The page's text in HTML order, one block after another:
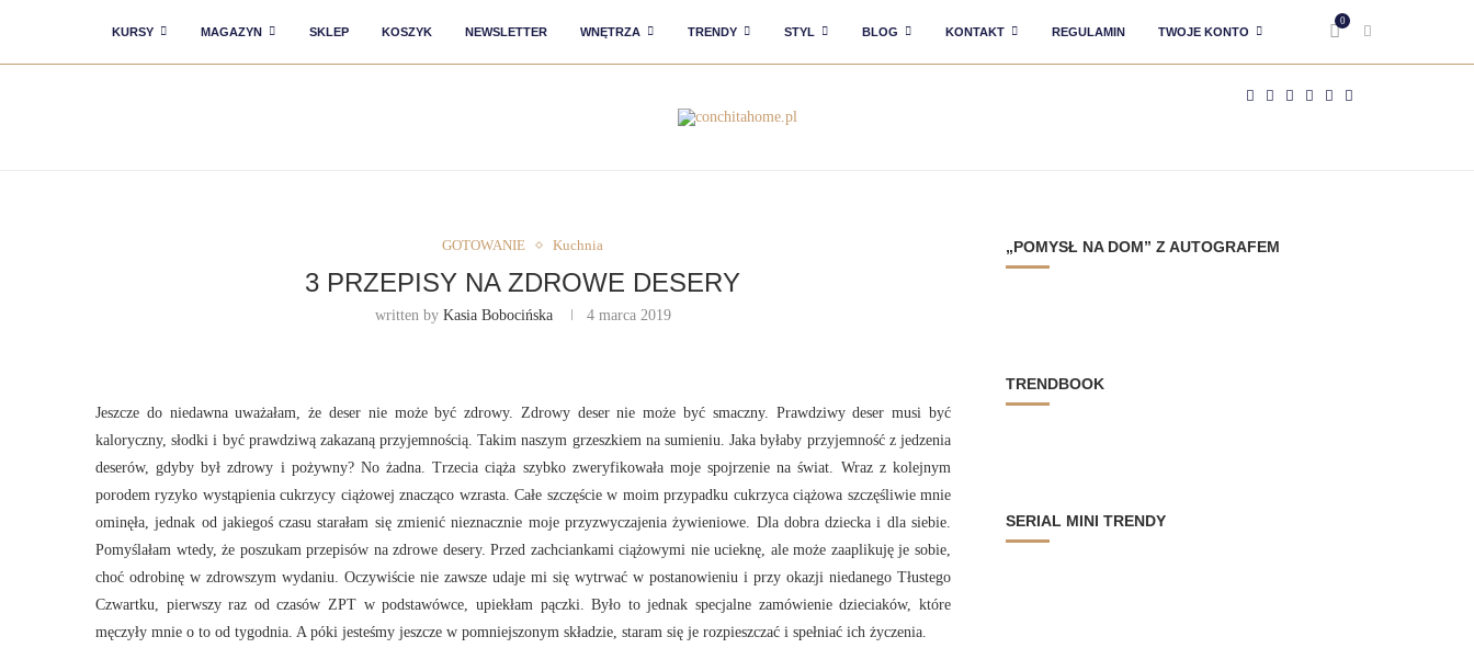
KURSY MAGAZYN SKLEP KOSZYK NEWSLETTER WNĘTRZA TRENDY STYL BLOG KONTAKT REGULAMIN TWOJE KONTO
0
GOTOWANIE Kuchnia
3 PRZEPISY NA ZDROWE DESERY
written by Kasia Bobocińska 4 marca 2019
Jeszcze do niedawna uważałam, że deser nie może być zdrowy. Zdrowy deser nie może być smaczny. Prawdziwy deser musi być
kaloryczny, słodki i być prawdziwą zakazaną przyjemnością. Takim naszym grzeszkiem na sumieniu. Jaka byłaby przyjemność z jedzenia
deserów, gdyby był zdrowy i pożywny? No żadna. Trzecia ciąża szybko zweryfikowała moje spojrzenie na świat. Wraz z kolejnym
porodem ryzyko wystąpienia cukrzycy ciążowej znacząco wzrasta. Całe szczęście w moim przypadku cukrzyca ciążowa szczęśliwie mnie
ominęła, jednak od jakiegoś czasu starałam się zmienić nieznacznie moje przyzwyczajenia żywieniowe. Dla dobra dziecka i dla siebie.
Pomyślałam wtedy, że poszukam przepisów na zdrowe desery. Przed zachciankami ciążowymi nie ucieknę, ale może zaaplikuję je sobie,
choć odrobinę w zdrowszym wydaniu. Oczywiście nie zawsze udaje mi się wytrwać w postanowieniu i przy okazji niedanego Tłustego
Czwartku, pierwszy raz od czasówZPT w podstawówce, upiekłam pączki. Było to jednak specjalne zamówienie dzieciaków, które
męczyły mnie o to od tygodnia. A póki jesteśmy jeszcze w pomniejszonym składzie, staram się je rozpieszczać i spełniać ich życzenia.
„POMYSŁ NA DOM” Z AUTOGRAFEM
TRENDBOOK
SERIAL MINI TRENDY